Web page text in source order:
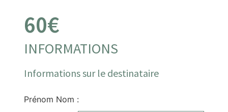
60€
INFORMATIONS
Informations sur le destinataire
Prénom Nom :